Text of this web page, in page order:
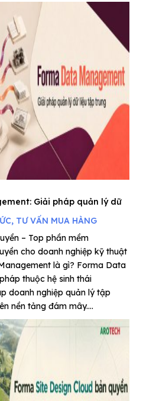
Giải pháp quản lý dữ
, TƯ VẤN MUA HÀNG
– Top phần mềm
cho doanh nghiệp kỹ thuật
là gì? Forma Data
thuộc hệ sinh thái
doanh nghiệp quản lý tập
nền tảng đám mây....